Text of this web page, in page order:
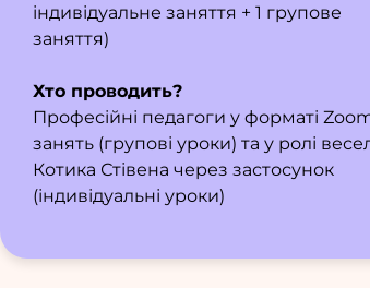
індивідуальне заняття + 1 групове
заняття)
Хто проводить?
Професійні педагоги у форматі
занять (групові уроки) та у ролі
Котика Стівена через застосунок
(індивідуальні уроки)